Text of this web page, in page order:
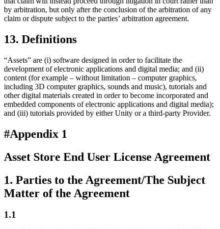
by arbitration, but only after the conclusion of the arbitration of any
claim or dispute subject to the parties’ arbitration agreement.
13. Definitions
“Assets” are (i) software designed in order to facilitate the
development of electronic applications and digital media; and (ii)
content (for example – without limitation – computer graphics,
including 3D computer graphics, sounds and music), tutorials and
other digital materials created in order to become incorporated and
embedded components of electronic applications and digital media);
and (iii) tutorials provided by either Unity or a third-party Provider.
#Appendix 1
Asset Store End User License Agreement
1. Parties to the Agreement/The Subject
Matter of the Agreement
1.1